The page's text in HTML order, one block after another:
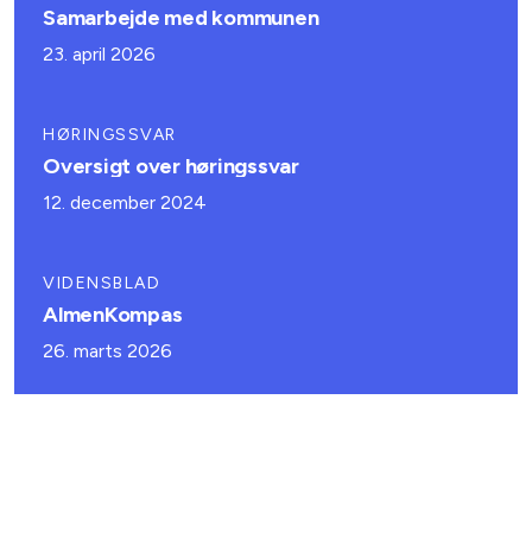
Samarbejde med kommunen
23. april 2026
HØRINGSSVAR
Oversigt over høringssvar
12. december 2024
VIDENSBLAD
AlmenKompas
26. marts 2026